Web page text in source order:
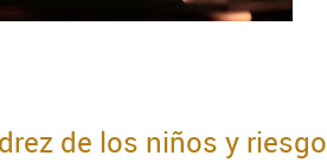
de los niños y